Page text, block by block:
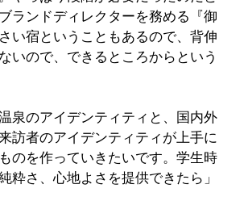
ランドディレクターを務める『御
い宿ということもあるので、背伸
いので、できるところからという
泉のアイデンティティと、国内外
訪者のアイデンティティが上手に
のを作っていきたいです。学生時
粋さ、心地よさを提供できたら」